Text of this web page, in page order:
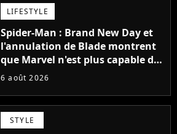
LIFESTYLE
Spider-Man : Brand New Day et
l'annulation de Blade montrent
que Marvel n'est plus capable de
faire quoi que ce soit de simple
6 août 2026
STYLE